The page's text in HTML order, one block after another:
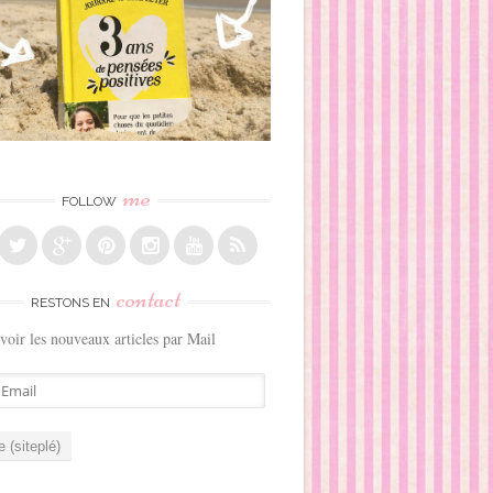
FOLLOW me
RESTONS EN contact
les nouveaux articles par Mail